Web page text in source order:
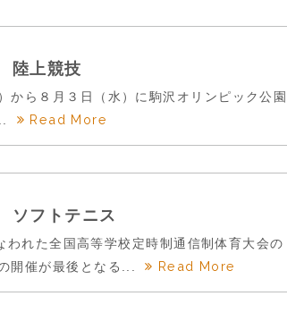
陸上競技
から８月３日（水）に駒沢オリンピック公
Read More
ソフトテニス
れた全国高等学校定時制通信制体育大会
開催が最後となる...
Read More